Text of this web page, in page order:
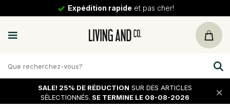
30 joursde tour
SALE! 25% DE RÉDUCTION SUR DES ARTICLES
SÉLECTIONNÉS. SE TERMINE LE 08-08-2026